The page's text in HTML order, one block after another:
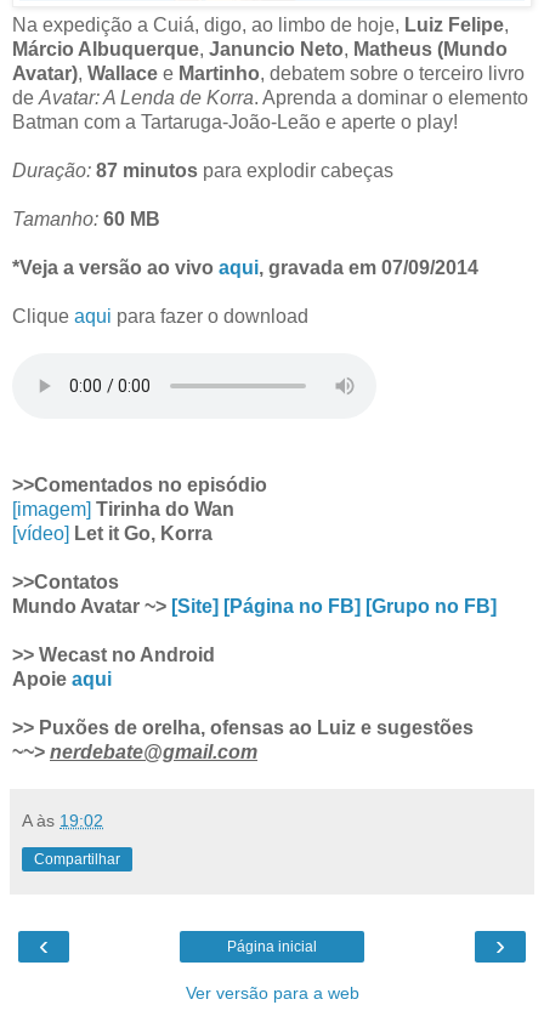
Na expedição a Cuiá, digo, ao limbo de hoje, Luiz Felipe,
Márcio Albuquerque, Januncio Neto, Matheus (Mundo
Avatar), Wallace e Martinho, debatem sobre o terceiro livro
de Avatar: A Lenda de Korra. Aprenda a dominar o elemento
Batman com a Tartaruga-João-Leão e aperte o play!
Duração: 87 minutos para explodir cabeças
Tamanho: 60 MB
*Veja a versão ao vivo aqui, gravada em 07/09/2014
Clique aqui para fazer o download
>>Comentados no episódio
[imagem] Tirinha do Wan
[vídeo] Let it Go, Korra
>>Contatos
Mundo Avatar ~> [Site] [Página no FB] [Grupo no FB]
>> Wecast no Android
Apoie aqui
>> Puxões de orelha, ofensas ao Luiz e sugestões
~~> nerdebate@gmail.com
A às 19:02
Compartilhar
‹ ›
Página inicial
Ver versão para a web